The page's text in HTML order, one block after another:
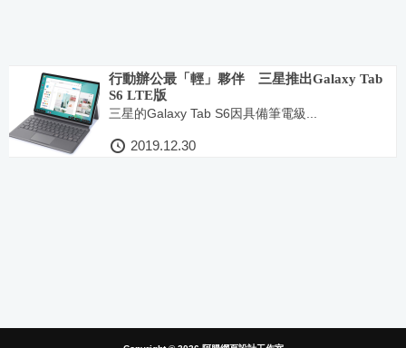
行動辦公最「輕」夥伴 三星推出Galaxy Tab
S6 LTE版
三星的Galaxy Tab S6因具備筆電級...
2019.12.30